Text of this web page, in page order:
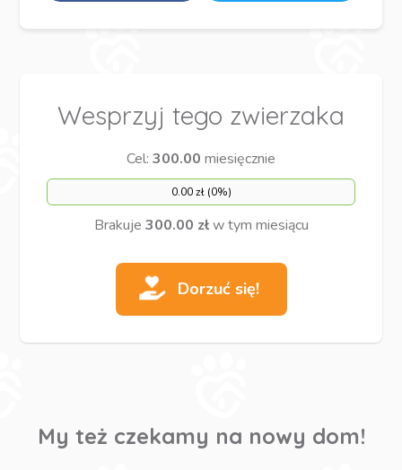
Wesprzyj tego zwierzaka
Cel: 300.00 miesięcznie
0.00 zł (0%)
Brakuje 300.00 złw tym miesiącu
Dorzuć się!
My też czekamy na nowy dom!